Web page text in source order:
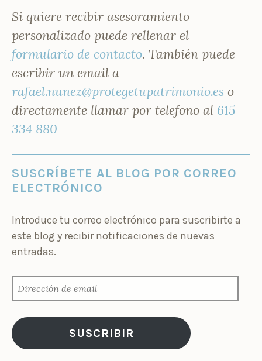
Si quiere recibir asesoramiento
personalizado puede rellenar el
formulario de contacto. También puede
escribir un email a
rafael.nunez@protegetupatrimonio.es o
directamente llamar por telefono al 615
334 880
SUSCRÍBETE AL BLOG POR CORREO
ELECTRÓNICO
Introduce tu correo electrónico para suscribirte a
este blog y recibir notificaciones de nuevas
entradas.
C
C
SUSCRIBIR